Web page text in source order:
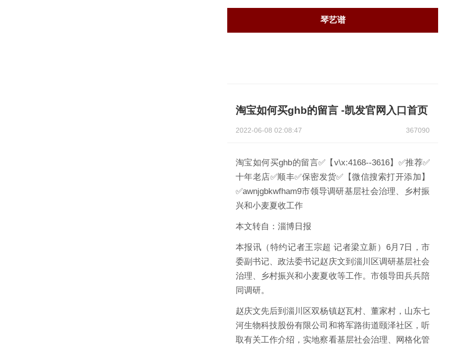
琴艺谱
淘宝如何买ghb的留言 -凯发官网入口首页
2022-06-08 02:08:47 367090
淘宝如何买ghb的留言✅【v\x:4168--3616】✅推荐✅
十年老店✅顺丰✅保密发货✅【微信搜索打开添加】
✅awnjgbkwfham9市领导调研基层社会治理、乡村振
兴和小麦夏收工作
本文转自：淄博日报
本报讯（特约记者王宗超 记者梁立新）6月7日，市
委副书记、政法委书记赵庆文到淄川区调研基层社会
治理、乡村振兴和小麦夏收等工作。市领导田兵兵陪
同调研。
赵庆文先后到淄川区双杨镇赵瓦村、董家村，山东七
河生物科技股份有限公司和将军路街道颐泽社区，听
取有关工作介绍，实地察看基层社会治理、网格化管